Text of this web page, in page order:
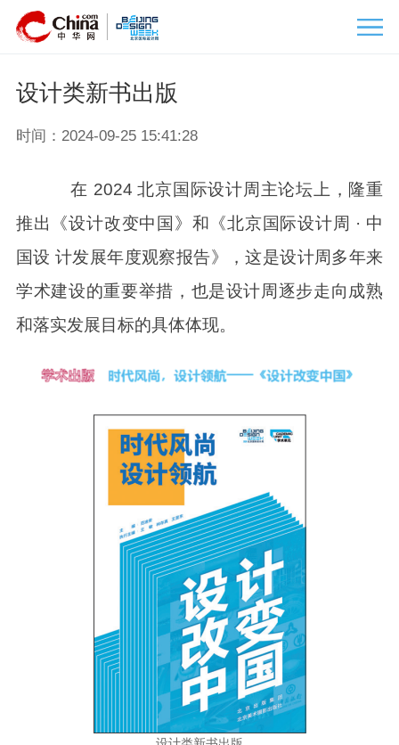
京国际设计周
设计类新书出版
时间：2024-09-25 15:41:28
在 2024 北京国际设计周主论坛上，隆重
推出《设计改变中国》和《北京国际设计周 · 中
国设 计发展年度观察报告》，这是设计周多年来
学术建设的重要举措，也是设计周逐步走向成熟
和落实发展目标的具体体现。